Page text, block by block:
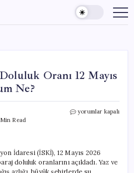
Oranı 12 Mayıs
Ne?
Read
İstanbul
Mayıs
2026:
Son
yorumlar kapalı
İdaresi (İSKİ), 12 Mayıs 2026
doluluk oranlarını açıkladı. Yaz ve